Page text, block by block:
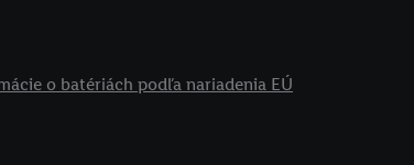
o batériách podľa nariadenia EÚ